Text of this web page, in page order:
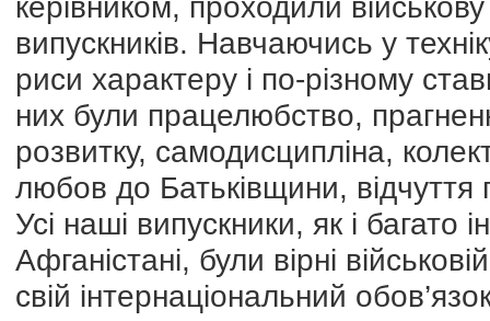
випускників. Навчаючись у
риси характеру і по-різному
них були працелюбство,
розвитку, самодисципліна,
любов до Батьківщини,
Усі наші випускники, як і багато
Афганістані, були вірні
свій інтернаціональний